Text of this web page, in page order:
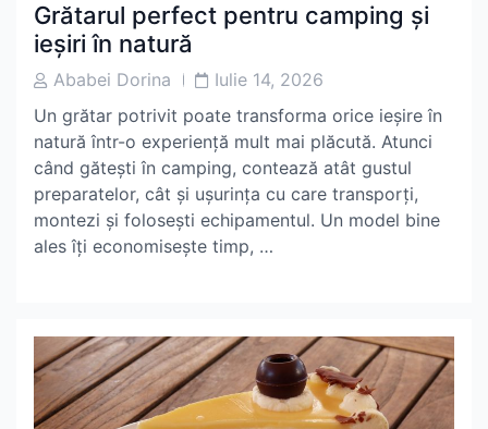
Grătarul perfect pentru camping și
ieșiri în natură
PostAbabei Dorina
PostIulie 14, 2026
Un grătar potrivit poate transforma orice ieșire în
natură într-o experiență mult mai plăcută. Atunci
când gătești în camping, contează atât gustul
preparatelor, cât și ușurința cu care transporți,
montezi și folosești echipamentul. Un model bine
ales îți economisește timp, …